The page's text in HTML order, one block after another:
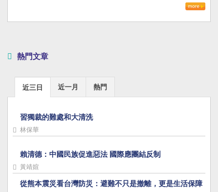
熱門文章
近三日 近一月 熱門
習獨裁的難處和大清洗
林保華
賴清德：中國民族促進惡法 國際應團結反制
黃靖媗
從熊本震災看台灣防災：避難不只是撤離，更是生活保障